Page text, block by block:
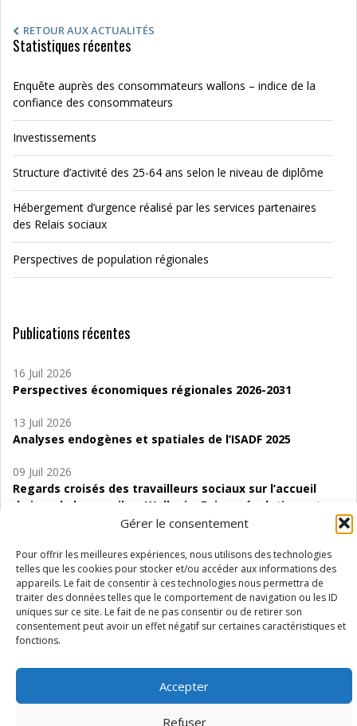
Gérer le consentement
Pour offrir les meilleures expériences, nous utilisons des technologies
telles que les cookies pour stocker et/ou accéder aux informations des
appareils. Le fait de consentir à ces technologies nous permettra de
traiter des données telles que le comportement de navigation ou les ID
uniques sur ce site. Le fait de ne pas consentir ou de retirer son
consentement peut avoir un effet négatif sur certaines caractéristiques et
fonctions.
Accepter
Refuser
RETOUR AUX ACTUALITÉS
Statistiques récentes
Enquête auprès des consommateurs wallons – indice de la
confiance des consommateurs
Investissements
Structure d’activité des 25-64 ans selon le niveau de diplôme
Hébergement d’urgence réalisé par les services partenaires
des Relais sociaux
Perspectives de population régionales
Publications récentes
16 Juil 2026
Perspectives économiques régionales 2026-2031
13 Juil 2026
Analyses endogènes et spatiales de l’ISADF 2025
09 Juil 2026
Regards croisés des travailleurs sociaux sur l’accueil
de jour de bas seuil en Wallonie. Enjeux, évolutions et
06 Juil 2026
Étude d’évaluabilité des Structures
d’accompagnement à l’autocréation d’emploi (SAACE)
01 Juil 2026
Pénurie du personnel infirmier :quels indicateurs
Wallonie ?